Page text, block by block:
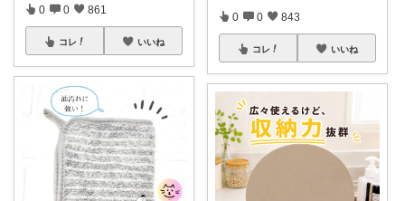
0 0 861
コレ いいね
0 0 843
コレ いいね